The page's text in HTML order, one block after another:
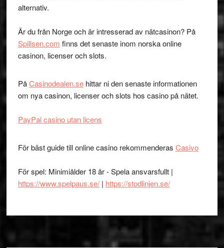
alternativ.
Är du från Norge och är intresserad av nätcasinon? På
Spillsen.com finns det senaste inom norska online
casinon, licenser och slots.
PåCasinodealen.sehittar ni den senaste informationen
om nya casinon, licenser och slots hos casino på nätet.
PayPal casino utan licens
För bäst guide till online casino rekommenderas Casivo
För spel: Minimiålder 18 år - Spela ansvarsfullt |
https://www.spelpaus.se/| https://stodlinjen.se/